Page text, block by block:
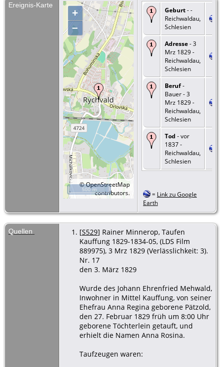
Ereignis-Karte
+
–
©OpenStreetMap
contributors.
500 m
Geburt- -
Reichwaldau,
Schlesien
Adresse- 3
Mrz 1829 -
Reichwaldau,
Schlesien
Beruf-
Bauer - 3
Mrz 1829 -
Reichwaldau,
Schlesien
Tod - vor
1837 -
Reichwaldau,
Schlesien
= Link zu Google
Earth
Quellen [S529] Rainer Minnerop, Taufen
Kauffung 1829-1834-05, (LDS Film
889975), 3 Mrz 1829 (Verlässlichkeit: 3).
Nr. 17
den 3. März 1829
Wurde des Johann Ehrenfried Mehwald,
Inwohner in Mittel Kauffung, von seiner
Ehefrau Anna Regina geborene Pätzold,
den 27. Februar 1829 früh um 8:00 Uhr
geborene Töchterlein getauft, und
erhielt die Namen Anna Rosina.
Taufzeugen waren: